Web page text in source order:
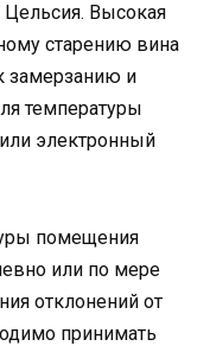
Цельсия. Высокая
старению вина
замерзанию и
температуры
электронный
помещения
или по мере
отклонений от
принимать